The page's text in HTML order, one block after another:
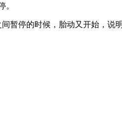
。
暂停的时候，胎动又开始，说